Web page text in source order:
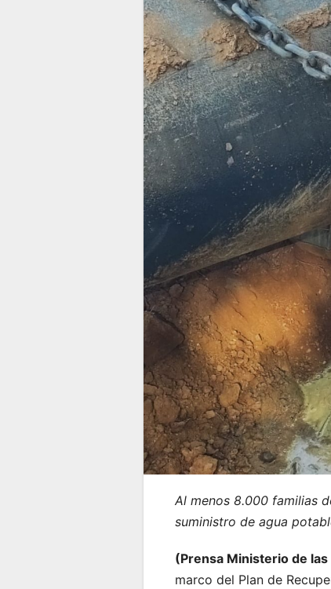
Al menos 8.000 familias
suministro de agua
(Prensa Ministerio de
marco del Plan de